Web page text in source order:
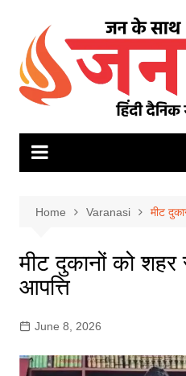
content
Home Varanasi मीट
मीट दुकानों को
आपत्ति
June 8, 2026